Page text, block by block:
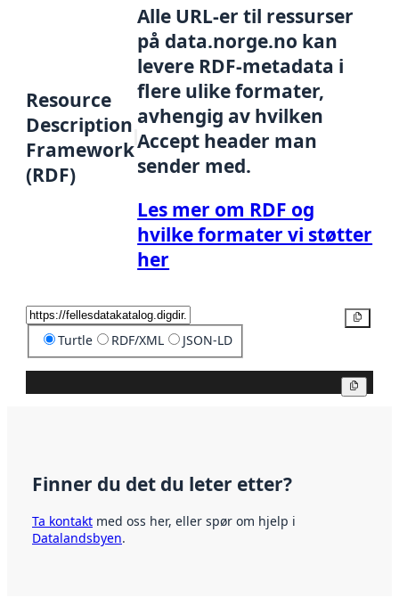
Resource
Description
Framework
(RDF)
Alle URL-er til ressurser
på data.norge.no kan
levere RDF-metadata i
flere ulike formater,
avhengig av hvilken
Accept header man
sender med.
Les mer om RDF og
hvilke formater vi støtter
her
Turtle RDF/XML JSON-LD
Finner du det du leter etter?
Ta kontakt med oss her, eller spør om hjelp i
Datalandsbyen.